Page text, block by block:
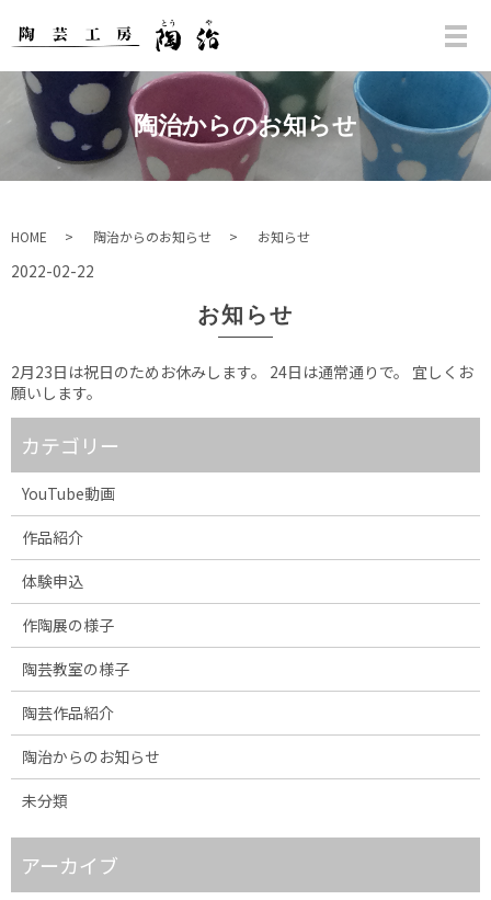
陶治からのお知らせ
HOME 陶治からのお知らせ お知らせ
2022-02-22
お知らせ
2月23日は祝日のためお休みします。 24日は通常通りで。 宜しくお
願いします。
カテゴリー
YouTube動画
作品紹介
体験申込
作陶展の様子
陶芸教室の様子
陶芸作品紹介
陶治からのお知らせ
未分類
アーカイブ